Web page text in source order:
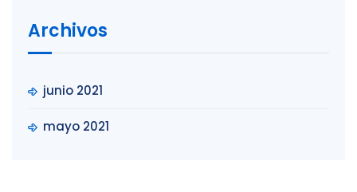
Archivos
junio 2021
mayo 2021